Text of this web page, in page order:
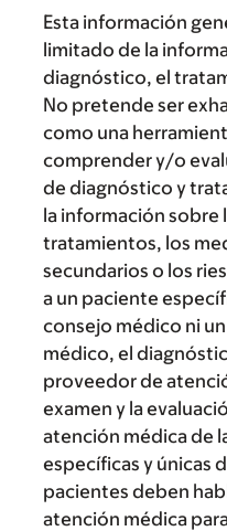
Esta información
limitado de la
diagnóstico, el
No pretende ser
como una
comprender y/o
de diagnóstico y
la información sobre
tratamientos, los
secundarios o los
a un paciente
consejo médico ni
médico, el
proveedor de
examen y la
atención médica de
específicas y únicas
pacientes deben
atención médica